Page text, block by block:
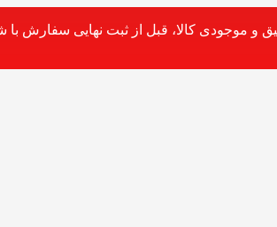
و موجودی کالا، قبل از ثبت نهایی سفارش با